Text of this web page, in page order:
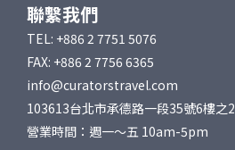
聯繫我們
TEL: +886 2 7751 5076
FAX: +886 2 7756 6365
info@curatorstravel.com
103613台北市承德路一段35號6樓之2
營業時間：週一～五 10am-5pm